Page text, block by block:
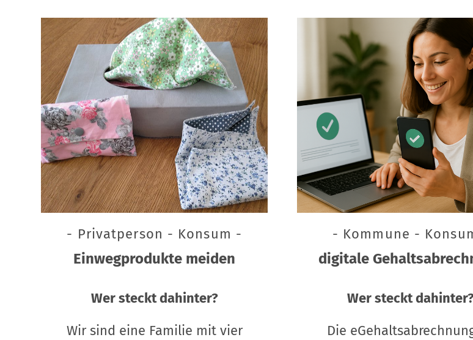
- Privatperson - Konsum -
Einwegprodukte meiden
Wer steckt dahinter?
Wir sind eine Familie mit vier
- Kommune -
digitale
Wer steckt
Die